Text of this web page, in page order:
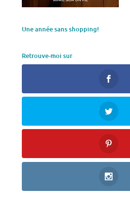
Une année sans shopping!
Retrouve-moi sur